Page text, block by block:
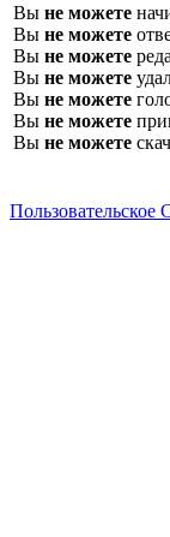
Вы не можете
Вы не можете
Вы не можете
Вы не можете
Вы не можете
Вы не можете
Вы не можете
Пользовательское